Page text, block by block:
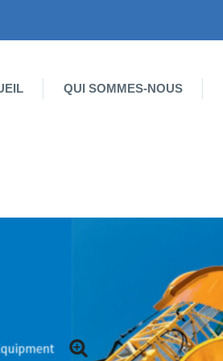
QUI SOMMES-NOUS